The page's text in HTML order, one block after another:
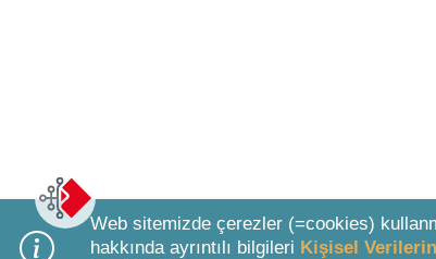
Web sitemizde çerezler (=cookies)
hakkında ayrıntılı bilgileri Kişisel